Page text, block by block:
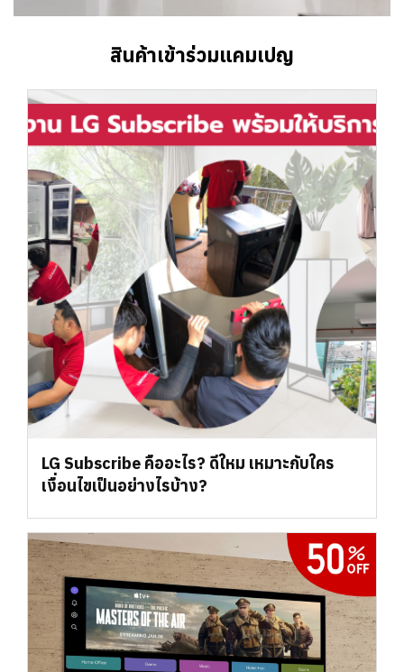
สินค้าเข้าร่วมแคมเปญ
LG Subscribe คืออะไร? ดีใหม เหมาะกับใคร
เงื่อนไขเป็นอย่างไรบ้าง?